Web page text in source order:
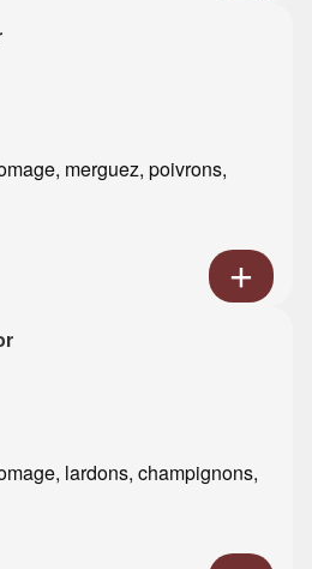
merguez, poivrons,
lardons, champignons,